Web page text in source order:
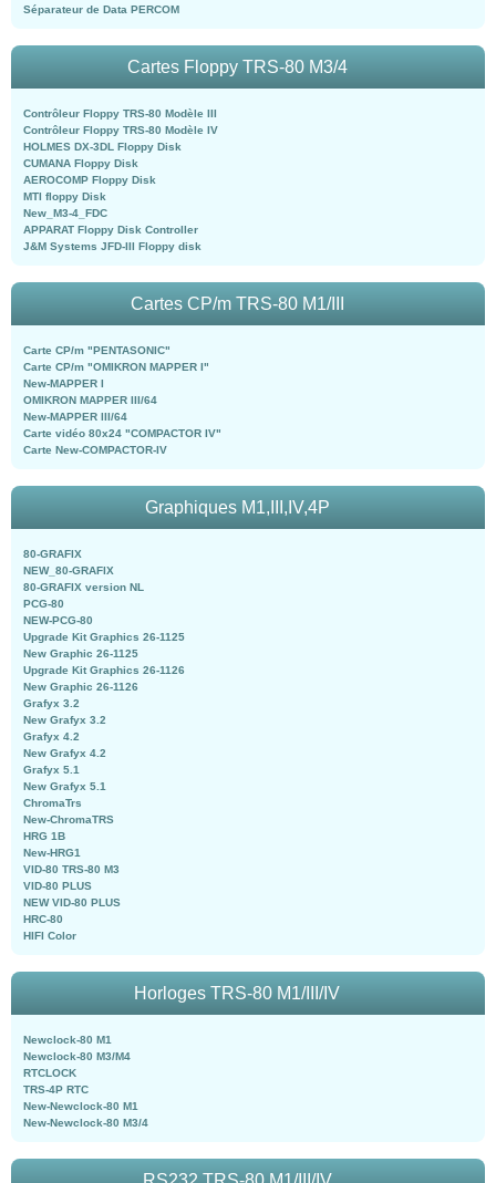
Séparateur de Data PERCOM
Cartes Floppy TRS-80 M3/4
Contrôleur Floppy TRS-80 Modèle III
Contrôleur Floppy TRS-80 Modèle IV
HOLMES DX-3DL Floppy Disk
CUMANA Floppy Disk
AEROCOMP Floppy Disk
MTI floppy Disk
New_M3-4_FDC
APPARAT Floppy Disk Controller
J&M Systems JFD-III Floppy disk
Cartes CP/m TRS-80 M1/III
Carte CP/m "PENTASONIC"
Carte CP/m "OMIKRON MAPPER I"
New-MAPPER I
OMIKRON MAPPER III/64
New-MAPPER III/64
Carte vidéo 80x24 "COMPACTOR IV"
Carte New-COMPACTOR-IV
Graphiques M1,III,IV,4P
80-GRAFIX
NEW_80-GRAFIX
80-GRAFIX version NL
PCG-80
NEW-PCG-80
Upgrade Kit Graphics 26-1125
New Graphic 26-1125
Upgrade Kit Graphics 26-1126
New Graphic 26-1126
Grafyx 3.2
New Grafyx 3.2
Grafyx 4.2
New Grafyx 4.2
Grafyx 5.1
New Grafyx 5.1
ChromaTrs
New-ChromaTRS
HRG 1B
New-HRG1
VID-80 TRS-80 M3
VID-80 PLUS
NEW VID-80 PLUS
HRC-80
HIFI Color
Horloges TRS-80 M1/III/IV
Newclock-80 M1
Newclock-80 M3/M4
RTCLOCK
TRS-4P RTC
New-Newclock-80 M1
New-Newclock-80 M3/4